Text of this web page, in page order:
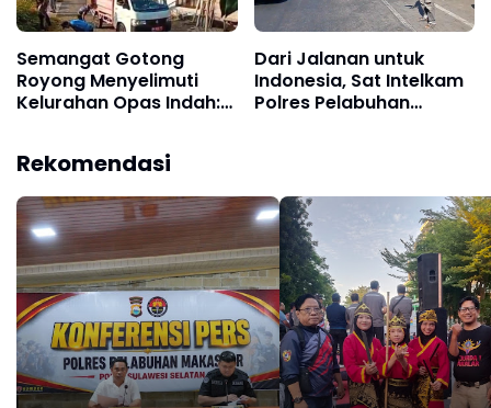
Semangat Gotong
Royong Menyelimuti
Kelurahan Opas Indah:
Bersihkan Lingkungan
Dari Jalanan untuk
Indonesia, Sat Intelkam
Polres Pelabuhan
Rekomendasi